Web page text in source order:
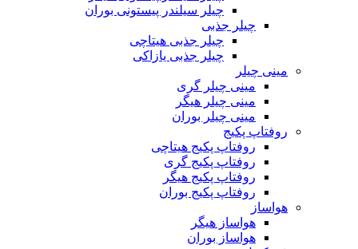
چیلر سیلندر پیستونی بوران
چیلر جذبی
چیلر جذبی هیتاچی
چیلر جذبی یازاکی
مینی چیلر
مینی چیلر گری
مینی چیلر هیگر
مینی چیلر بوران
روفتاپ پکیج
روفتاپ پکیج هیتاچی
روفتاپ پکیج گری
روفتاپ پکیج هیگر
روفتاپ پکیج بوران
هواساز
هواساز هیگر
هواساز بوران